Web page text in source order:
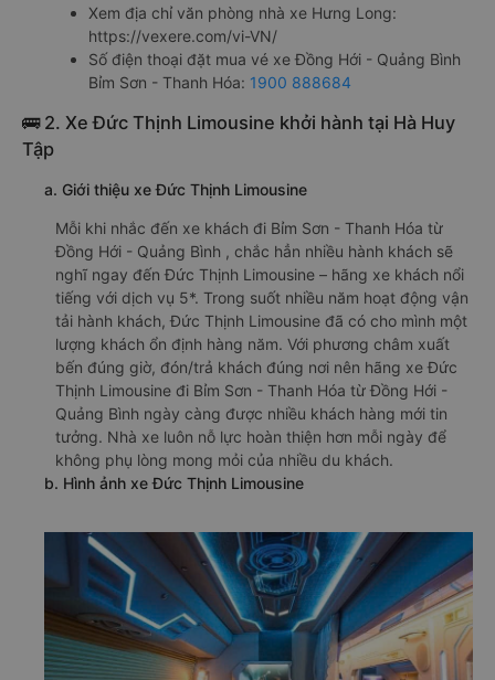
Xem địa chỉ văn phòng nhà xe Hưng Long:
https://vexere.com/vi-VN/
Số điện thoại đặt mua vé xe Đồng Hới - Quảng Bình
Bỉm Sơn - Thanh Hóa: 1900 888684
🚌 2. Xe Đức Thịnh Limousine khởi hành tại Hà Huy
Tập
a. Giới thiệu xe Đức Thịnh Limousine
Mỗi khi nhắc đến xe khách đi Bỉm Sơn - Thanh Hóa từ
Đồng Hới - Quảng Bình , chắc hẳn nhiều hành khách sẽ
nghĩ ngay đến Đức Thịnh Limousine – hãng xe khách nổi
tiếng với dịch vụ 5*. Trong suốt nhiều năm hoạt động vận
tải hành khách, Đức Thịnh Limousine đã có cho mình một
lượng khách ổn định hàng năm. Với phương châm xuất
bến đúng giờ, đón/trả khách đúng nơi nên hãng xe Đức
Thịnh Limousine đi Bỉm Sơn - Thanh Hóa từ Đồng Hới -
Quảng Bình ngày càng được nhiều khách hàng mới tin
tưởng. Nhà xe luôn nỗ lực hoàn thiện hơn mỗi ngày để
không phụ lòng mong mỏi của nhiều du khách.
b. Hình ảnh xe Đức Thịnh Limousine